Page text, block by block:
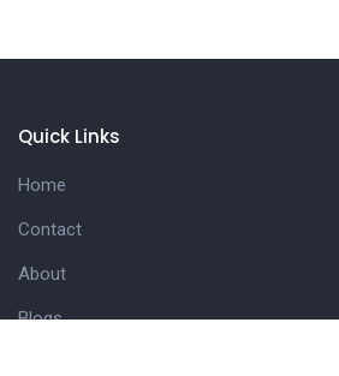
Quick Links
Home
Contact
About
Blogs